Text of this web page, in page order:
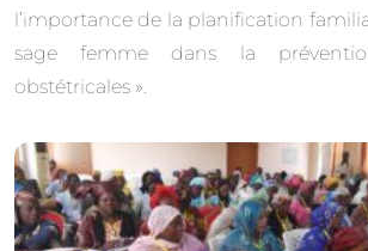
l’importance de la planification
sage femme dans la
obstétricales ».